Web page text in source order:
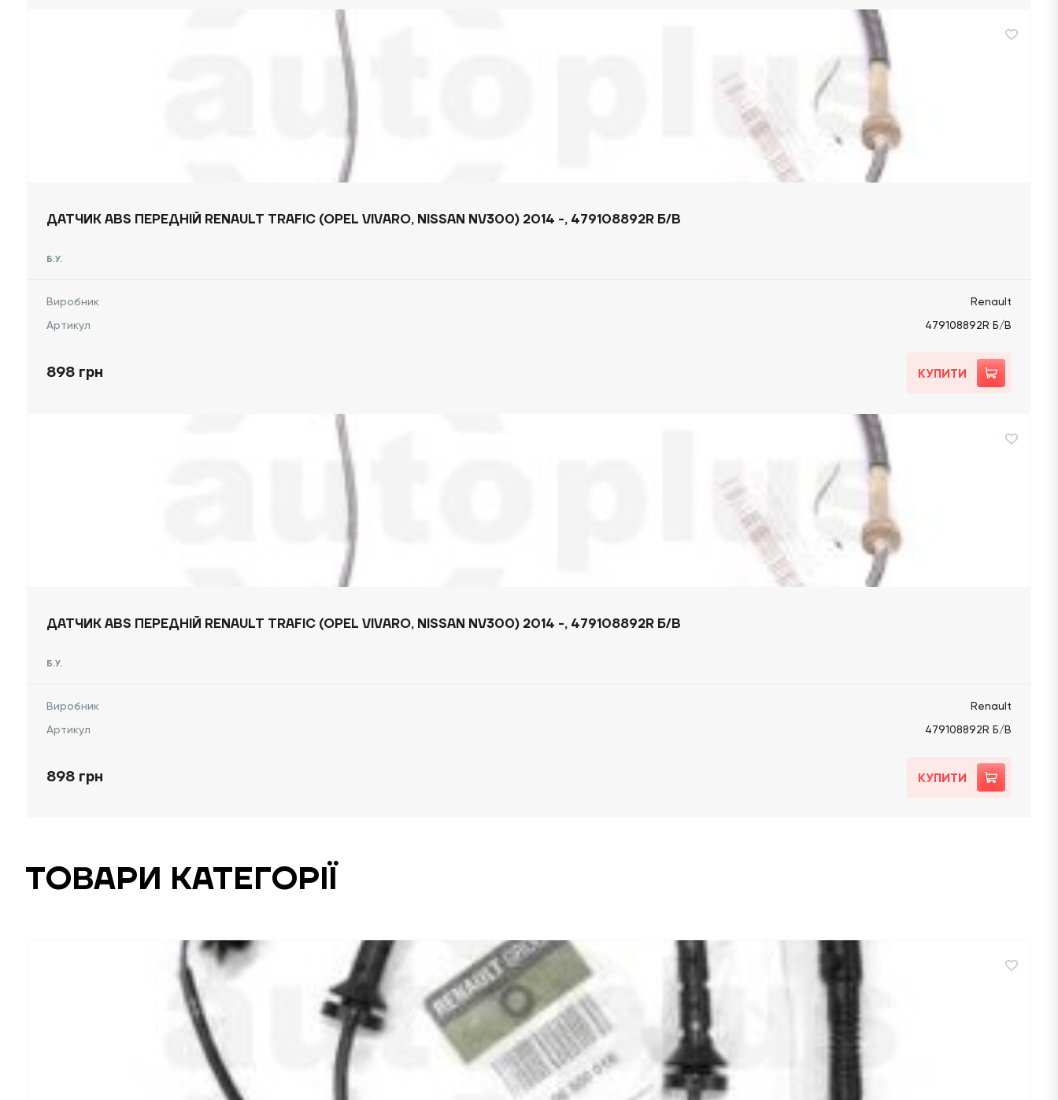
ДАТЧИК ABS ПЕРЕДНІЙ RENAULT TRAFIC (OPEL VIVARO, NISSAN NV300) 2014 -, 479108892R Б/В
Б.У.
Виробник
Renault
Артикул
479108892R Б/В
898 грн КУПИТИ
ДАТЧИК ABS ПЕРЕДНІЙ RENAULT TRAFIC (OPEL VIVARO, NISSAN NV300) 2014 -, 479108892R Б/В
Б.У.
Виробник
Renault
Артикул
479108892R Б/В
898 грн КУПИТИ
ТОВАРИ КАТЕГОРІЇ